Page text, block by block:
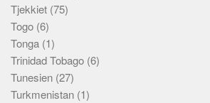
Tjekkiet (75)
Togo (6)
Tonga (1)
Trinidad Tobago (6)
Tunesien (27)
Turkmenistan (1)